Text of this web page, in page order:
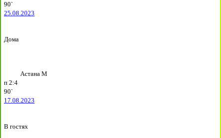
90`
25.08.2023
Дома
Астана М
п 2:4
90`
17.08.2023
В гостях